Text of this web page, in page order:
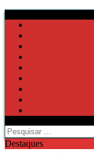
Pesquisar
por:
Destaques